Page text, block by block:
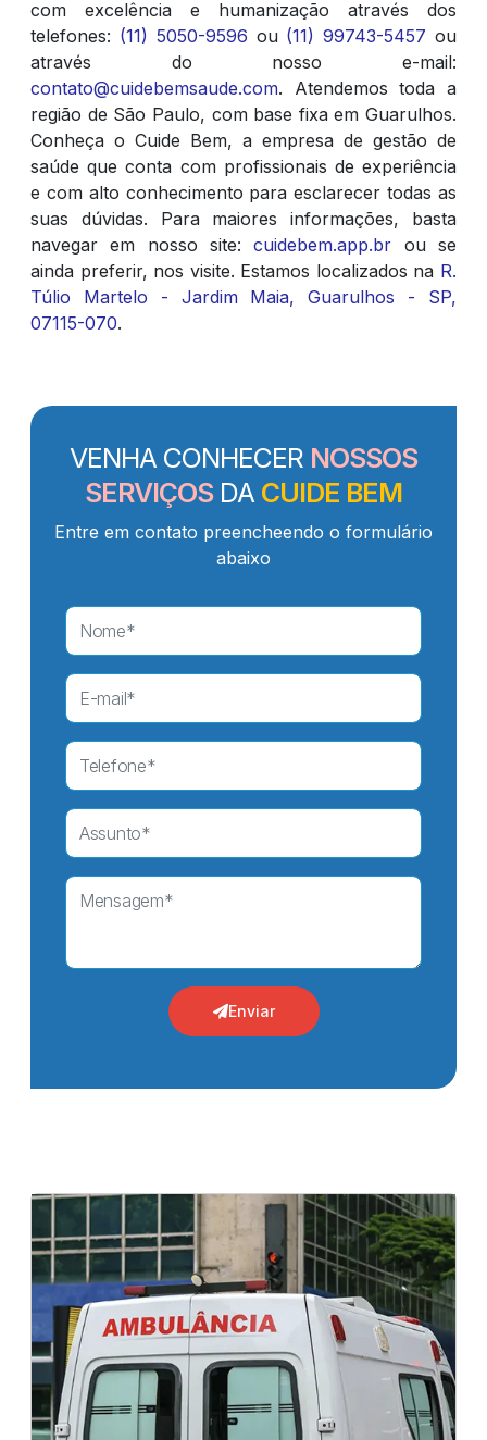
com excelência e humanização através dos
telefones: (11) 5050-9596 ou (11) 99743-5457 ou
através do nosso e-mail:
contato@cuidebemsaude.com. Atendemos toda a
região de São Paulo, com base fixa em Guarulhos.
Conheça o Cuide Bem, a empresa de gestão de
saúde que conta com profissionais de experiência
e com alto conhecimento para esclarecer todas as
suas dúvidas. Para maiores informações, basta
navegar em nosso site:cuidebem.app.br ou se
ainda preferir, nos visite. Estamos localizados na R.
Túlio Martelo - Jardim Maia, Guarulhos - SP,
07115-070.
VENHA CONHECER NOSSOS
SERVIÇOSDA CUIDE BEM
Entre em contato preencheendo o formulário
abaixo
Enviar
Ambulância para eventos esportivos
Base Móvel para Pequenos Eventos em São
Paulo